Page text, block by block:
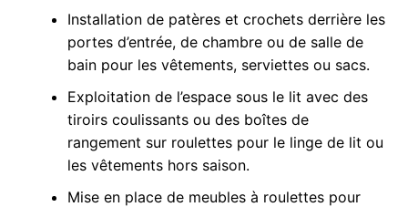
Installation de patères et crochets derrière les
portes d’entrée, de chambre ou de salle de
bain pour les vêtements, serviettes ou sacs.
Exploitation de l’espace sous le lit avec des
tiroirs coulissants ou des boîtes de
rangement sur roulettes pour le linge de lit ou
les vêtements hors saison.
Mise en place de meubles à roulettes pour